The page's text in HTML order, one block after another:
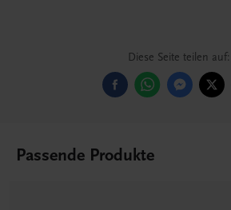
Diese Seite teilen auf:
Passende Produkte